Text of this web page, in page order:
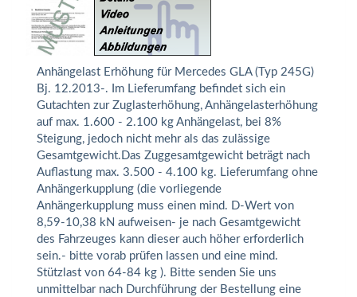
Anhängelast Erhöhung für Mercedes GLA (Typ 245G)
Bj. 12.2013-. Im Lieferumfang befindet sich ein
Gutachten zur Zuglasterhöhung, Anhängelasterhöhung
auf max. 1.600 - 2.100 kg Anhängelast, bei 8%
Steigung, jedoch nicht mehr als das zulässige
Gesamtgewicht.Das Zuggesamtgewicht beträgt nach
Auflastung max. 3.500 - 4.100 kg. Lieferumfang ohne
Anhängerkupplung (die vorliegende
Anhängerkupplung muss einen mind. D-Wert von
8,59-10,38 kN aufweisen- je nach Gesamtgewicht
des Fahrzeuges kann dieser auch höher erforderlich
sein.- bitte vorab prüfen lassen und eine mind.
Stützlast von 64-84 kg ). Bitte senden Sie uns
unmittelbar nach Durchführung der Bestellung eine